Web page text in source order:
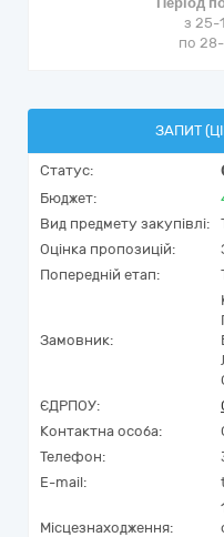
з 25-
по 28-
ЗАПИТ
Статус:
Бюджет:
Вид предмету закупівлі:
Оцінка пропозицій:
Попередній етап:
Замовник:
ЄДРПОУ:
Контактна особа:
Телефон:
E-mail:
Місцезнаходження: